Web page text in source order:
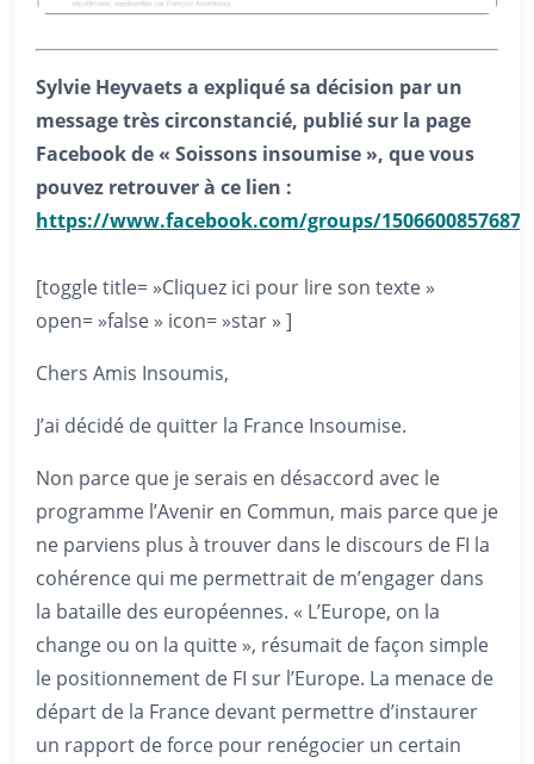
Sylvie Heyvaets a expliqué sa décision par un
message très circonstancié, publié sur la page
Facebook de « Soissons insoumise », que vous
pouvez retrouver à ce lien :
https://www.facebook.com/groups/
[toggle title= »Cliquez ici pour lire son texte »
open= »false » icon= »star » ]
Chers Amis Insoumis,
J’ai décidé de quitter la France Insoumise.
Non parce que je serais en désaccord avec le
programme l’Avenir en Commun, mais parce que je
ne parviens plus à trouver dans le discours de FI la
cohérence qui me permettrait de m’engager dans
la bataille des européennes. « L’Europe, on la
change ou on la quitte », résumait de façon simple
le positionnement de FI sur l’Europe. La menace de
départ de la France devant permettre d’instaurer
un rapport de force pour renégocier un certain